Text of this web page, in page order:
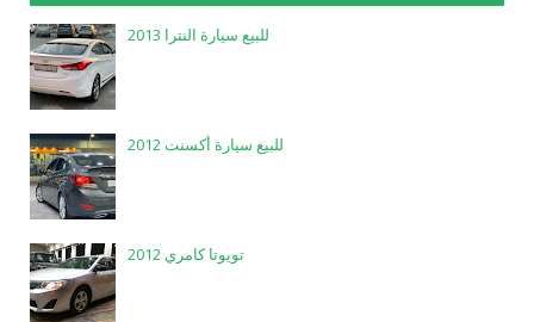
للبيع سيارة النترا 2013
للبيع سيارة أكسنت 2012
تويوتا كامري 2012